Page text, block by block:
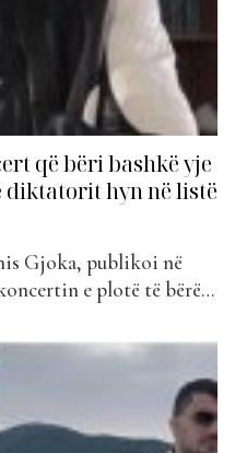
që bëri bashkë yje
diktatorit hyn në listë
Gjoka, publikoi në
e plotë të bërë
Renisin mund t’a
në “Top Fest” si pjesë